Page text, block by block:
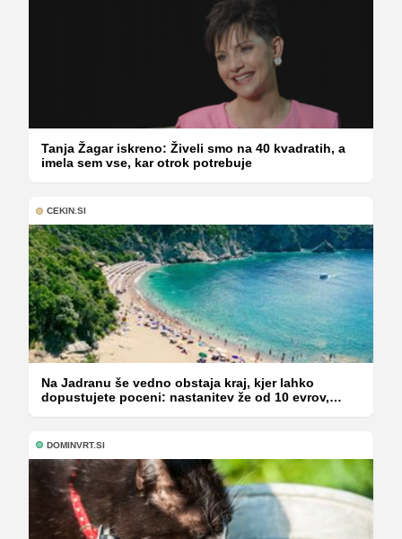
Tanja Žagar iskreno: Živeli smo na 40 kvadratih, a
imela sem vse, kar otrok potrebuje
CEKIN.SI
Na Jadranu še vedno obstaja kraj, kjer lahko
dopustujete poceni: nastanitev že od 10 evrov,
DOMINVRT.SI